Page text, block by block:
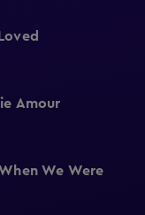
Amour
We Were